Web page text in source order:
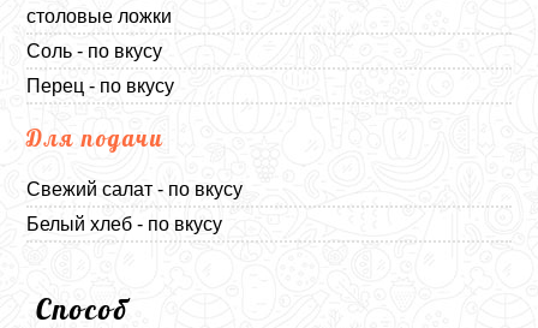
столовые ложки
Соль - по вкусу
Перец - по вкусу
Для подачи
Свежий салат - по вкусу
Белый хлеб - по вкусу
Способ